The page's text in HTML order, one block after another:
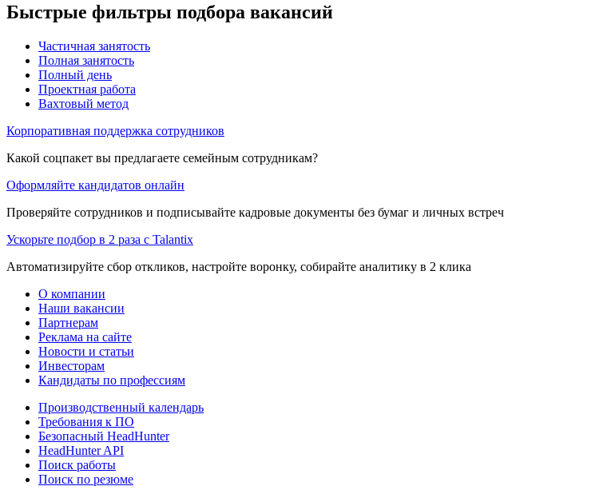
Быстрые фильтры подбора вакансий
Частичная занятость
Полная занятость
Полный день
Проектная работа
Вахтовый метод
Корпоративная поддержка сотрудников
Какой соцпакет вы предлагаете семейным сотрудникам?
Оформляйте кандидатов онлайн
Проверяйте сотрудников и подписывайте кадровые документы без бумаг и личных встреч
Ускорьте подбор в 2 раза с Talantix
Автоматизируйте сбор откликов, настройте воронку, собирайте аналитику в 2 клика
О компании
Наши вакансии
Партнерам
Реклама на сайте
Новости и статьи
Инвесторам
Кандидаты по профессиям
Производственный календарь
Требования к ПО
Безопасный HeadHunter
HeadHunter API
Поиск работы
Поиск по резюме